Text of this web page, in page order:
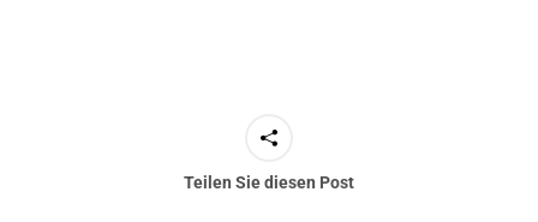
Teilen Sie diesen Post